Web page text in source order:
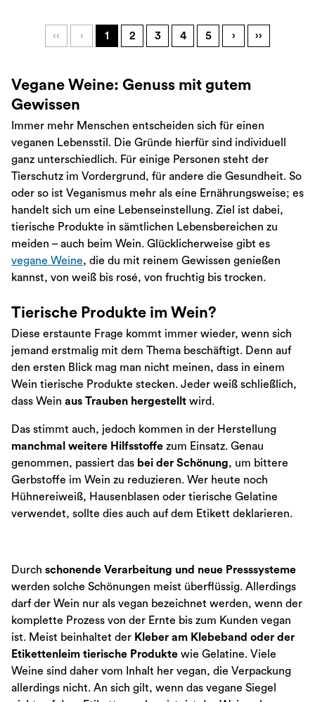
‹‹ ‹ 1 2 3 4 5 › ››
Vegane Weine: Genuss mit gutem
Gewissen
Immer mehr Menschen entscheiden sich für einen
veganen Lebensstil. Die Gründe hierfür sind individuell
ganz unterschiedlich. Für einige Personen steht der
Tierschutz im Vordergrund, für andere die Gesundheit. So
oder so ist Veganismus mehr als eine Ernährungsweise; es
handelt sich um eine Lebenseinstellung. Ziel ist dabei,
tierische Produkte in sämtlichen Lebensbereichen zu
meiden – auch beim Wein. Glücklicherweise gibt es
vegane Weine, die du mit reinem Gewissen genießen
kannst, von weiß bis rosé, von fruchtig bis trocken.
Tierische Produkte im Wein?
Diese erstaunte Frage kommt immer wieder, wenn sich
jemand erstmalig mit dem Thema beschäftigt. Denn auf
den ersten Blick mag man nicht meinen, dass in einem
Wein tierische Produkte stecken. Jeder weiß schließlich,
dass Wein aus Trauben hergestellt wird.
Das stimmt auch, jedoch kommen in der Herstellung
manchmal weitere Hilfsstoffe zum Einsatz. Genau
genommen, passiert das bei der Schönung, um bittere
Gerbstoffe im Wein zu reduzieren. Wer heute noch
Hühnereiweiß, Hausenblasen oder tierische Gelatine
verwendet, sollte dies auch auf dem Etikett deklarieren.
Durch schonende Verarbeitung und neue Presssysteme
werden solche Schönungen meist überflüssig. Allerdings
darf der Wein nur als vegan bezeichnet werden, wenn der
komplette Prozess von der Ernte bis zum Kunden vegan
ist. Meist beinhaltet der Kleber am Klebeband oder der
Etikettenleim tierische Produkte wie Gelatine. Viele
Weine sind daher vom Inhalt her vegan, die Verpackung
allerdings nicht. An sich gilt, wenn das vegane Siegel